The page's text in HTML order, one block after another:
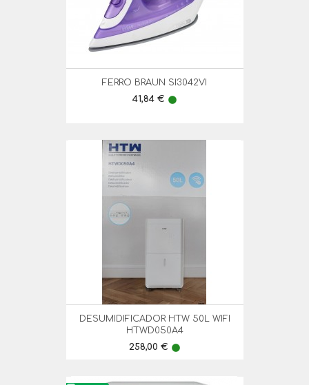
FERRO BRAUN SI3042VI
Preço
41,84 € lens
DESUMIDIFICADOR HTW 50L WIFI
HTWD050A4
Preço
258,00 € lens